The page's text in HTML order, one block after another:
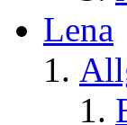
Lena